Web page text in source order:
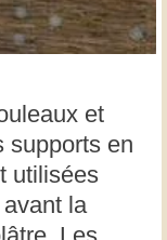
et
supports en
utilisées
la